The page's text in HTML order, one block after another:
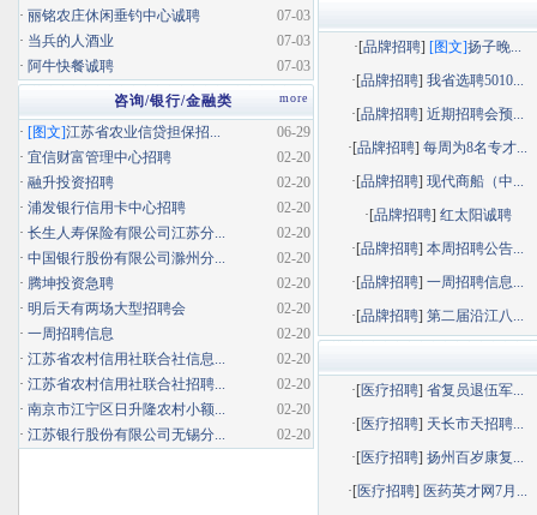
·[品牌招聘] [图文]扬子晚...
·[品牌招聘]我省选聘5010...
·[品牌招聘]近期招聘会预...
·[品牌招聘]每周为8名专才...
·[品牌招聘]现代商船（中...
·[品牌招聘] 红太阳诚聘
·[品牌招聘]本周招聘公告...
·[品牌招聘]一周招聘信息...
·[品牌招聘]第二届沿江八...
·[医疗招聘]省复员退伍军...
·[医疗招聘] 天长市天招聘...
·[医疗招聘]扬州百岁康复...
·[医疗招聘] 医药英才网7月...
07-03
· 丽铭农庄休闲垂钓中心诚聘
07-03
· 当兵的人酒业
07-03
· 阿牛快餐诚聘
more
咨询/银行/金融类
06-29
· [图文]江苏省农业信贷担保招...
02-20
· 宜信财富管理中心招聘
02-20
· 融升投资招聘
02-20
· 浦发银行信用卡中心招聘
02-20
· 长生人寿保险有限公司江苏分...
02-20
· 中国银行股份有限公司滁州分...
02-20
· 腾坤投资急聘
02-20
· 明后天有两场大型招聘会
02-20
· 一周招聘信息
02-20
· 江苏省农村信用社联合社信息...
02-20
· 江苏省农村信用社联合社招聘...
02-20
· 南京市江宁区日升隆农村小额...
02-20
· 江苏银行股份有限公司无锡分...